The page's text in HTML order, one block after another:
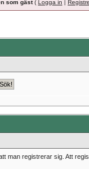
som gäst( Logga in |
man registrerar sig. Att